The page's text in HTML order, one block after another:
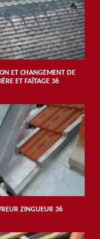
ET CHANGEMENT DE
ET FAÎTAGE 36
ZINGUEUR 36